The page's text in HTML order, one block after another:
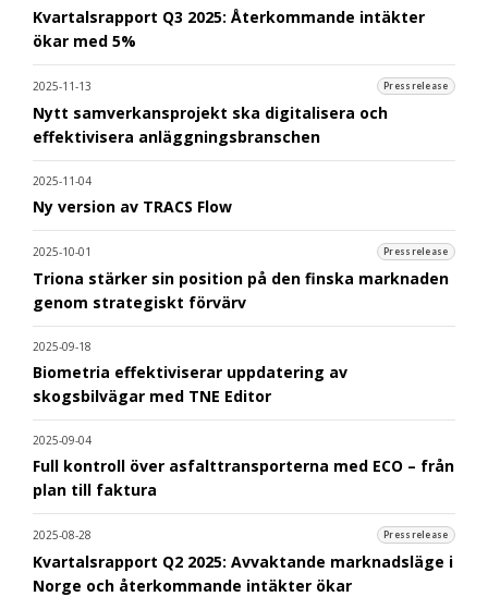
Kvartalsrapport Q3 2025: Återkommande intäkter
ökar med 5%
2025-11-13 Pressrelease
Nytt samverkansprojekt ska digitalisera och
effektivisera anläggningsbranschen
2025-11-04
Ny version av TRACS Flow
2025-10-01 Pressrelease
Triona stärker sin position på den finska marknaden
genom strategiskt förvärv
2025-09-18
Biometria effektiviserar uppdatering av
skogsbilvägar med TNE Editor
2025-09-04
Full kontroll över asfalttransporterna med ECO – från
plan till faktura
2025-08-28 Pressrelease
Kvartalsrapport Q2 2025: Avvaktande marknadsläge i
Norge och återkommande intäkter ökar